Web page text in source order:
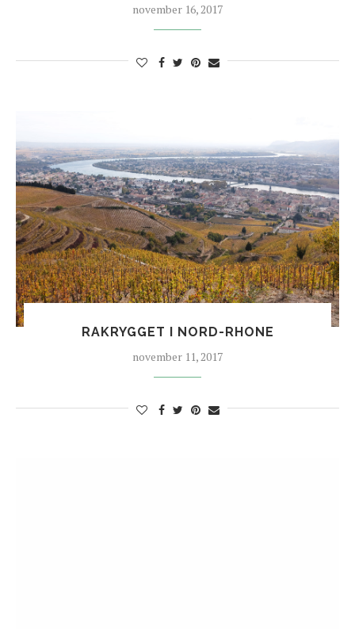
november 16, 2017
RAKRYGGET I NORD-RHONE
november 11, 2017